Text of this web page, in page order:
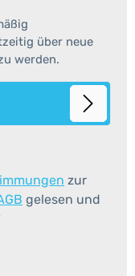
über neue
werden.
zur
gelesen und